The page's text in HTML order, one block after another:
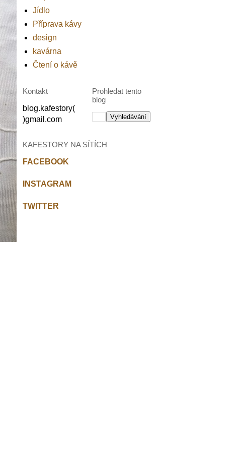
Jídlo
Příprava kávy
design
kavárna
Čtení o kávě
Kontakt
blog.kafestory(
)gmail.com
Prohledat tento
blog
KAFESTORY NA SÍTÍCH
FACEBOOK
INSTAGRAM
TWITTER